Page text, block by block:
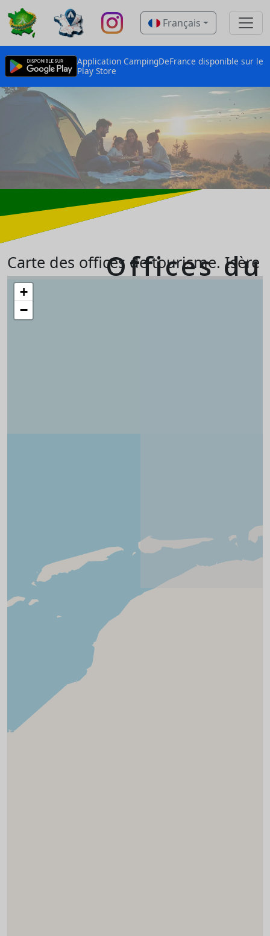
Français
Application CampingDeFrance disponible sur le
Play Store
Offices du
Carte des offices de tourisme. Isère
+
−